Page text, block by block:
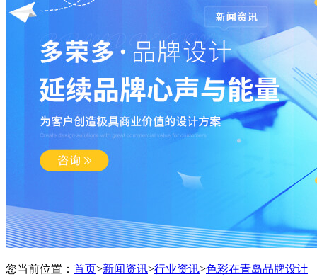
您当前位置： 首页>新闻资讯>行业资讯>色彩在青岛品牌设计